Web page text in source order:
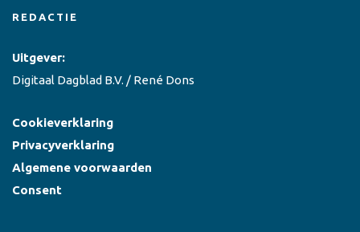
REDACTIE
Uitgever:
Digitaal Dagblad B.V. / René Dons
Cookieverklaring
Privacyverklaring
Algemene voorwaarden
Consent